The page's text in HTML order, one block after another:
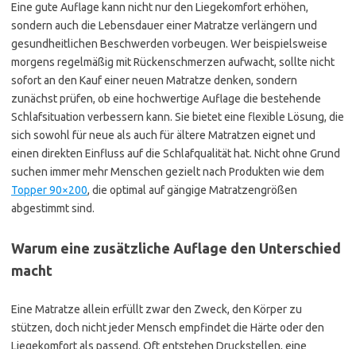
Eine gute Auflage kann nicht nur den Liegekomfort erhöhen,
sondern auch die Lebensdauer einer Matratze verlängern und
gesundheitlichen Beschwerden vorbeugen. Wer beispielsweise
morgens regelmäßig mit Rückenschmerzen aufwacht, sollte nicht
sofort an den Kauf einer neuen Matratze denken, sondern
zunächst prüfen, ob eine hochwertige Auflage die bestehende
Schlafsituation verbessern kann. Sie bietet eine flexible Lösung, die
sich sowohl für neue als auch für ältere Matratzen eignet und
einen direkten Einfluss auf die Schlafqualität hat. Nicht ohne Grund
suchen immer mehr Menschen gezielt nach Produkten wie dem
Topper 90×200, die optimal auf gängige Matratzengrößen
abgestimmt sind.
Warum eine zusätzliche Auflage den Unterschied
macht
Eine Matratze allein erfüllt zwar den Zweck, den Körper zu
stützen, doch nicht jeder Mensch empfindet die Härte oder den
Liegekomfort als passend. Oft entstehen Druckstellen, eine